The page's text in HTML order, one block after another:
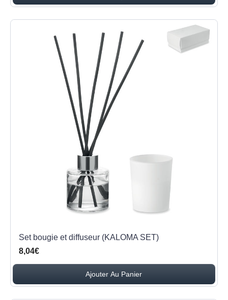
Set bougie et diffuseur (KALOMA SET)
8,04€
Ajouter Au Panier